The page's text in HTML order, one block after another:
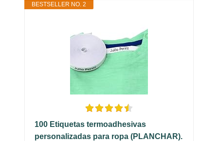
BESTSELLER NO. 2
100 Etiquetas termoadhesivas
personalizadas para ropa (PLANCHAR).